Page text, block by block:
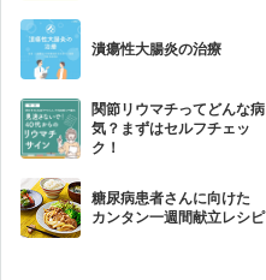
潰瘍性大腸炎の治療
関節リウマチってどんな病
気？まずはセルフチェッ
ク！
糖尿病患者さんに向けた
カンタン一週間献立レシピ